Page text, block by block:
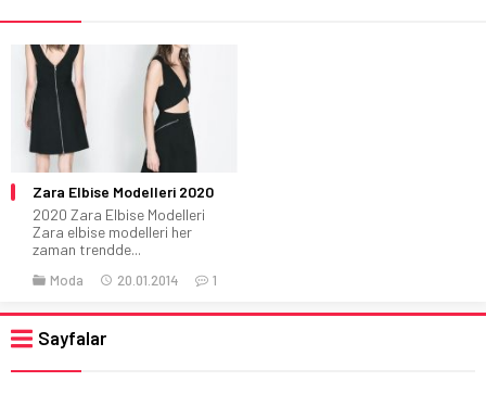
Zara Elbise Modelleri 2020
2020 Zara Elbise Modelleri
Zara elbise modelleri her
zaman trendde...
Moda 20.01.2014 1
Sayfalar